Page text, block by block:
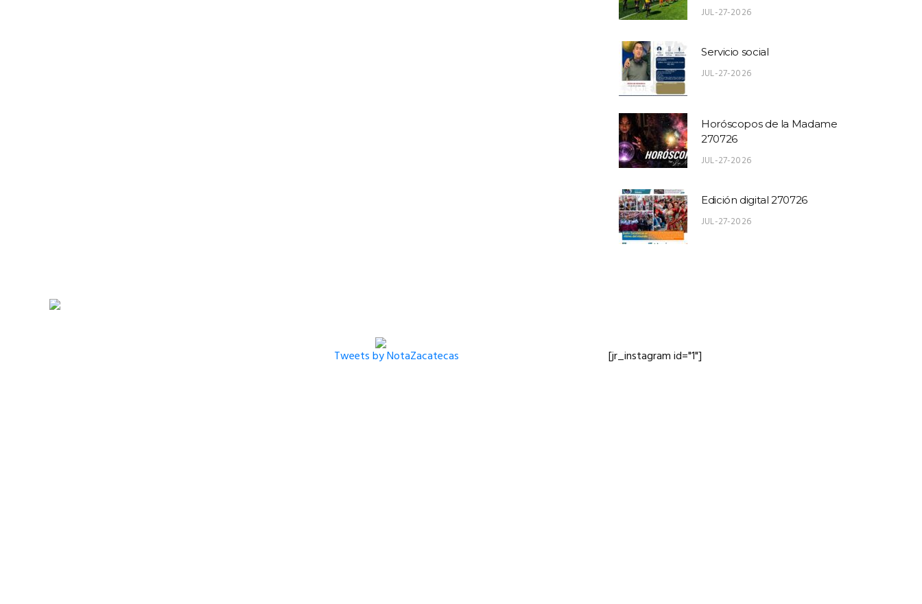
JUL-27-2026
Servicio social
JUL-27-2026
Horóscopos de la Madame
270726
JUL-27-2026
Edición digital 270726
JUL-27-2026
Tweets by NotaZacatecas [jr_instagram id="1"]